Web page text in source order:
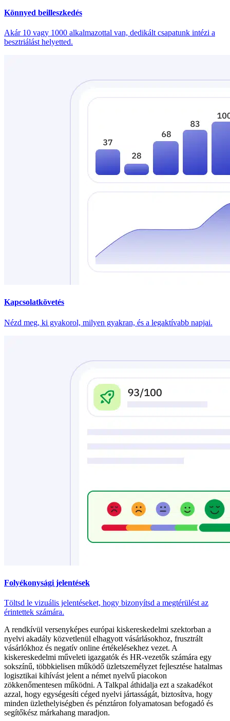
Könnyed beilleszkedés
Akár 10 vagy 1000 alkalmazottal van, dedikált csapatunk intézi a
besztriálást helyetted.
Kapcsolatkövetés
Nézd meg, ki gyakorol, milyen gyakran, és a legaktívabb napjai.
Folyékonysági jelentések
Töltsd le vizuális jelentéseket, hogy bizonyítsd a megtérülést az
érintettek számára.
A rendkívül versenyképes európai kiskereskedelmi szektorban a
nyelvi akadály közvetlenül elhagyott vásárlásokhoz, frusztrált
vásárlókhoz és negatív online értékelésekhez vezet. A
kiskereskedelmi műveleti igazgatók és HR-vezetők számára egy
sokszínű, többkielisen működő üzletszemélyzet fejlesztése hatalmas
logisztikai kihívást jelent a német nyelvű piacokon
zökkenőmentesen működni. A Talkpal áthidalja ezt a szakadékot
azzal, hogy egységesíti céged nyelvi jártasságát, biztosítva, hogy
minden üzlethelyiségben és pénztáron folyamatosan befogadó és
segítőkész márkahang maradjon.